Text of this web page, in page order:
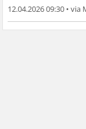
12.04.2026 09:30 •